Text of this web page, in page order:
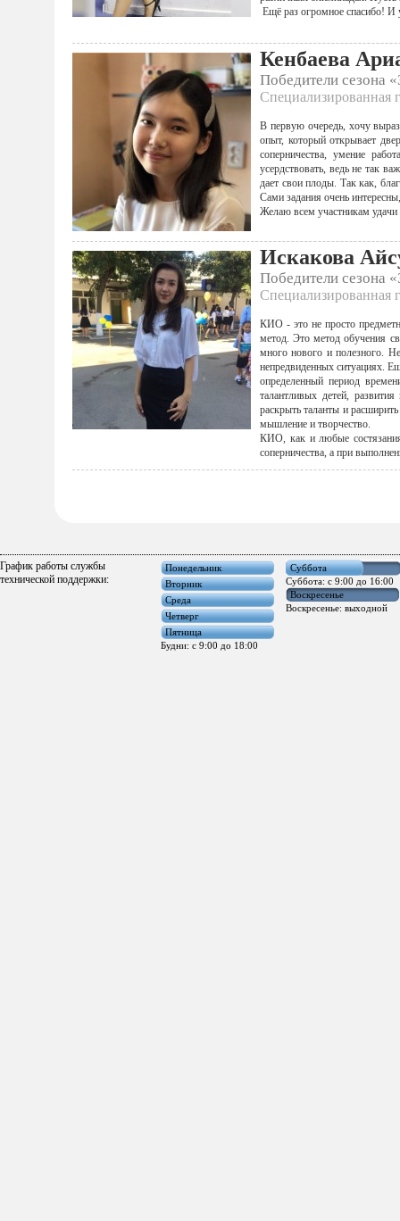
Ещё раз огромное спасибо! И
Кенбаева
Победители сезона
Специализированная
В первую очередь, хочу
опыт, который открывает
соперничества, умение
усердствовать, ведь не так
дает свои плоды. Так как,
Сами задания очень
Желаю всем участникам
Искакова
Победители сезона
Специализированная
КИО - это не просто
метод. Это метод обучения
много нового и полезного.
непредвиденных ситуациях.
определенный период
талантливых детей,
раскрыть таланты и
мышление и творчество.
КИО, как и любые
соперничества, а при
График работы службы
технической поддержки:
Понедельник
Вторник
Среда
Четверг
Пятница
Будни: с 9:00 до 18:00
Суббота
Суббота: с 9:00 до 16:00
Воскресенье
Воскресенье: выходной